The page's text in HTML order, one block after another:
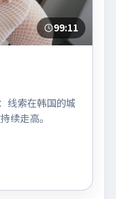
99:11
线索在韩国的城
续走高。